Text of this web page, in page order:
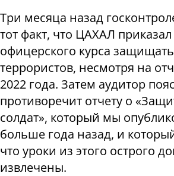
Три месяца назад
тот факт, что ЦАХАЛ
офицерского курса
террористов, несмотря на
2022 года. Затем аудитор
противоречит отчету о
солдат», который мы
больше года назад, и
что уроки из этого острого
извлечены.